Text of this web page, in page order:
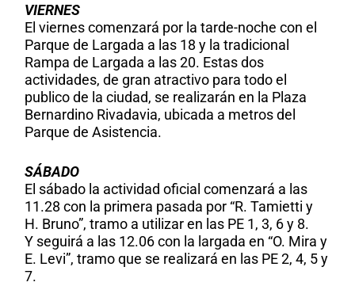
VIERNES
El viernes comenzará por la tarde-noche con el
Parque de Largada a las 18 y la tradicional
Rampa de Largada a las 20. Estas dos
actividades, de gran atractivo para todo el
publico de la ciudad, se realizarán en la Plaza
Bernardino Rivadavia, ubicada a metros del
Parque de Asistencia.
SÁBADO
El sábado la actividad oficial comenzará a las
11.28 con la primera pasada por “R. Tamietti y
H. Bruno”, tramo a utilizar en las PE 1, 3, 6 y 8.
Y seguirá a las 12.06 con la largada en “O. Mira y
E. Levi”, tramo que se realizará en las PE 2, 4, 5 y
7.